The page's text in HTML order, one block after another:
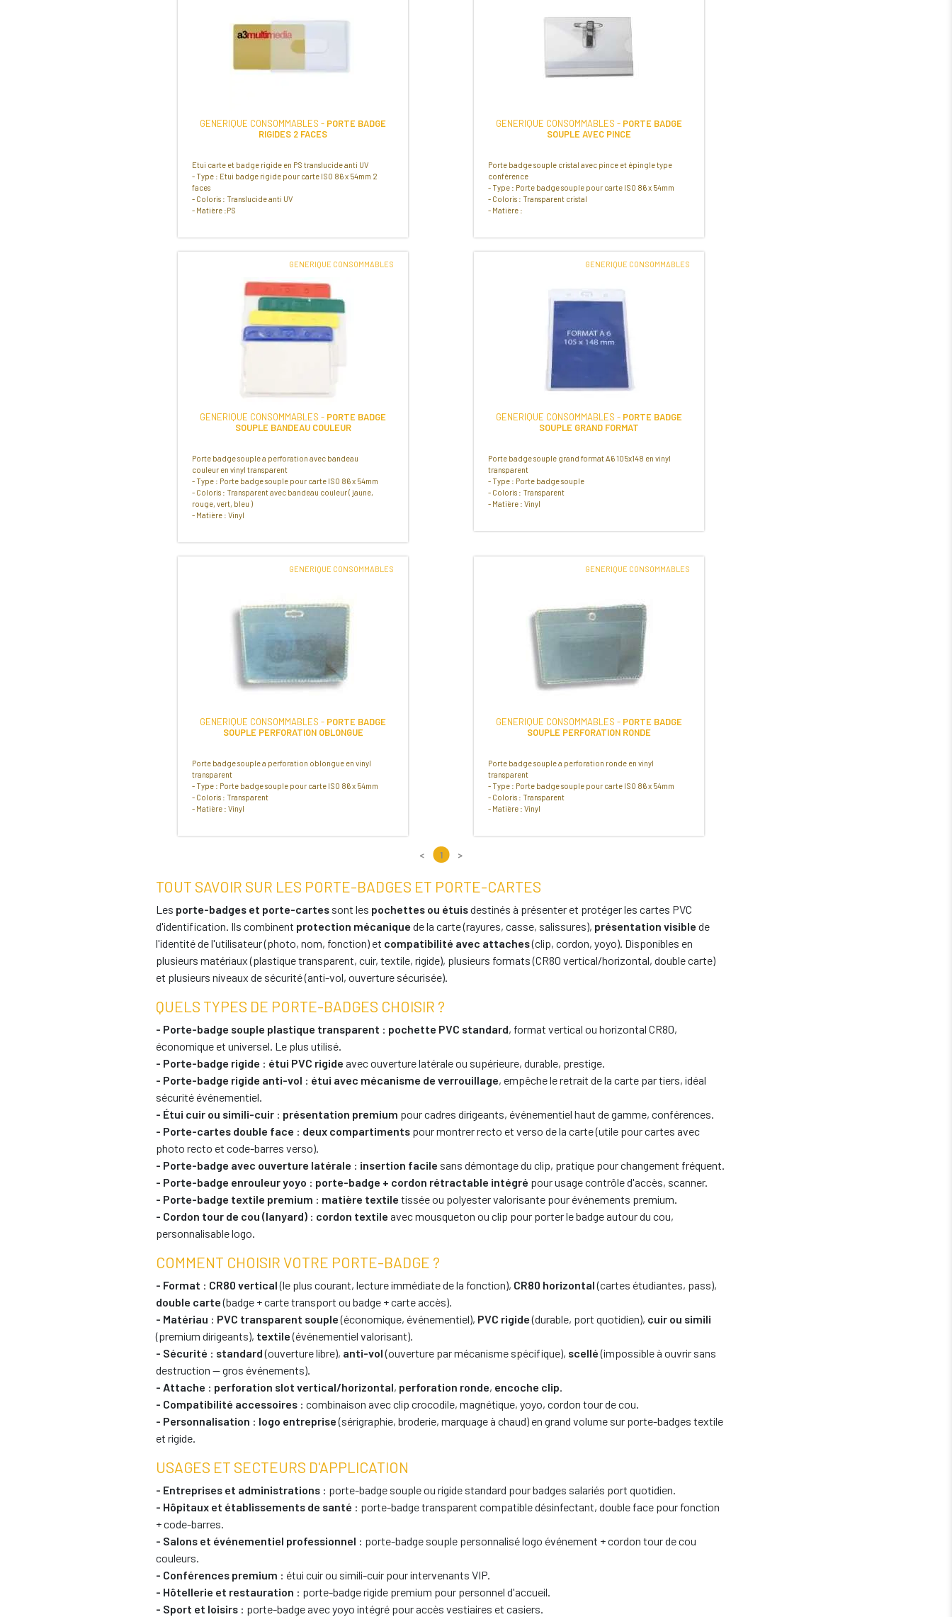
GENERIQUE CONSOMMABLES - PORTE BADGE
RIGIDES 2 FACES
Etui carte et badge rigide en PS translucide anti UV
- Type : Etui badge rigide pour carte ISO 86 x 54mm 2
faces
- Coloris : Translucide anti UV
- Matière :PS
GENERIQUE CONSOMMABLES - PORTE BADGE
SOUPLE AVEC PINCE
Porte badge souple cristal avec pince et épingle type
conférence
- Type : Porte badge souple pour carte ISO 86 x 54mm
- Coloris : Transparent cristal
- Matière :
GENERIQUE CONSOMMABLES
GENERIQUE CONSOMMABLES - PORTE BADGE
SOUPLE BANDEAU COULEUR
Porte badge souple a perforation avec bandeau
couleur en vinyl transparent
- Type : Porte badge souple pour carte ISO 86 x 54mm
- Coloris : Transparent avec bandeau couleur ( jaune,
rouge, vert, bleu )
- Matière : Vinyl
GENERIQUE CONSOMMABLES
GENERIQUE CONSOMMABLES - PORTE BADGE
SOUPLE GRAND FORMAT
Porte badge souple grand format A6 105x148 en vinyl
transparent
- Type : Porte badge souple
- Coloris : Transparent
- Matière : Vinyl
GENERIQUE CONSOMMABLES
GENERIQUE CONSOMMABLES - PORTE BADGE
SOUPLE PERFORATION OBLONGUE
Porte badge souple a perforation oblongue en vinyl
transparent
- Type : Porte badge souple pour carte ISO 86 x 54mm
- Coloris : Transparent
- Matière : Vinyl
GENERIQUE CONSOMMABLES
GENERIQUE CONSOMMABLES - PORTE BADGE
SOUPLE PERFORATION RONDE
Porte badge souple a perforation ronde en vinyl
transparent
- Type : Porte badge souple pour carte ISO 86 x 54mm
- Coloris : Transparent
- Matière : Vinyl
< 1 >
TOUT SAVOIR SUR LES PORTE-BADGES ET PORTE-CARTES
Les porte-badges et porte-cartes sont les pochettes ou étuisdestinés à présenter et protéger les cartes PVC
d'identification. Ils combinent protection mécanique de la carte (rayures, casse, salissures), présentation visible de
l'identité de l'utilisateur (photo, nom, fonction) et compatibilité avec attaches(clip, cordon, yoyo). Disponibles en
plusieurs matériaux (plastique transparent, cuir, textile, rigide), plusieurs formats (CR80 vertical/horizontal, double carte)
et plusieurs niveaux de sécurité (anti-vol, ouverture sécurisée).
QUELS TYPES DE PORTE-BADGES CHOISIR ?
- Porte-badge souple plastique transparent : pochette PVC standard, format vertical ou horizontal CR80,
économique et universel. Le plus utilisé.
- Porte-badge rigide : étui PVC rigide avec ouverture latérale ou supérieure, durable, prestige.
- Porte-badge rigide anti-vol : étui avec mécanisme de verrouillage, empêche le retrait de la carte par tiers, idéal
sécurité événementiel.
- Étui cuir ou simili-cuir : présentation premium pour cadres dirigeants, événementiel haut de gamme, conférences.
- Porte-cartes double face : deux compartiments pour montrer recto et verso de la carte (utile pour cartes avec
photo recto et code-barres verso).
- Porte-badge avec ouverture latérale : insertion facile sans démontage du clip, pratique pour changement fréquent.
- Porte-badge enrouleur yoyo : porte-badge + cordon rétractable intégré pour usage contrôle d'accès, scanner.
- Porte-badge textile premium : matière textile tissée ou polyester valorisante pour événements premium.
- Cordon tour de cou (lanyard) : cordon textile avec mousqueton ou clip pour porter le badge autour du cou,
personnalisable logo.
COMMENT CHOISIR VOTRE PORTE-BADGE ?
- Format : CR80 vertical(le plus courant, lecture immédiate de la fonction), CR80 horizontal(cartes étudiantes, pass),
double carte(badge + carte transport ou badge + carte accès).
- Matériau : PVC transparent souple(économique, événementiel), PVC rigide(durable, port quotidien), cuir ou simili
(premium dirigeants), textile(événementiel valorisant).
- Sécurité : standard(ouverture libre), anti-vol(ouverture par mécanisme spécifique), scellé(impossible à ouvrir sans
destruction — gros événements).
- Attache : perforation slot vertical/horizontal, perforation ronde, encoche clip.
- Compatibilité accessoires : combinaison avec clip crocodile, magnétique, yoyo, cordon tour de cou.
- Personnalisation : logo entreprise(sérigraphie, broderie, marquage à chaud) en grand volume sur porte-badges textile
et rigide.
USAGES ET SECTEURS D'APPLICATION
- Entreprises et administrations : porte-badge souple ou rigide standard pour badges salariés port quotidien.
- Hôpitaux et établissements de santé : porte-badge transparent compatible désinfectant, double face pour fonction
+ code-barres.
- Salons et événementiel professionnel : porte-badge souple personnalisé logo événement + cordon tour de cou
couleurs.
- Conférences premium : étui cuir ou simili-cuir pour intervenants VIP.
- Hôtellerie et restauration : porte-badge rigide premium pour personnel d'accueil.
- Sport et loisirs : porte-badge avec yoyo intégré pour accès vestiaires et casiers.